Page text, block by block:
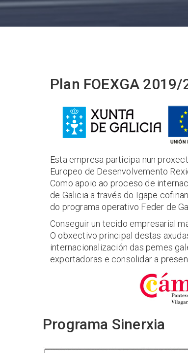
Plan FOEXGA 2019/
Esta empresa participa nun
Europeo de Desenvolvemento
Como apoio ao proceso de
de Galicia a través do Igape
do programa operativo Feder de
Conseguir un tecido empresarial
O obxectivo principal destas
internacionalización das pemes
exportadoras e consolidar a
Programa Sinerxia